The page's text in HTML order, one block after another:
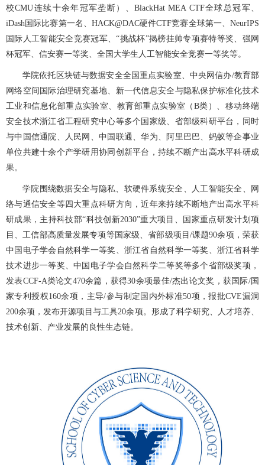
校CMU连续十余年冠军垄断）、BlackHat MEA CTF全球总冠军、
iDash国际比赛第一名、HACK@DAC硬件CTF竞赛全球第一、NeurIPS
国际人工智能安全竞赛冠军、“挑战杯”揭榜挂帅专项赛特等奖、强网
杯冠军、信安赛一等奖、全国大学生人工智能安全竞赛一等奖等。
学院依托区块链与数据安全全国重点实验室、中央网信办/教育部
网络空间国际治理研究基地、新一代信息安全与隐私保护标准化技术
工业和信息化部重点实验室、教育部重点实验室（B类）、移动终端
安全技术浙江省工程研究中心等多个国家级、省部级科研平台，同时
与中国信通院、人民网、中国联通、华为、阿里巴巴、蚂蚁等企事业
单位共建十余个产学研用协同创新平台，持续不断产出高水平科研成
果。
学院围绕数据安全与隐私、软硬件系统安全、人工智能安全、网
络与通信安全等四大重点科研方向，近年来持续不断地产出高水平科
研成果，主持科技部“科技创新2030”重大项目、国家重点研发计划项
目、工信部高质量发展专项等国家级、省部级项目/课题90余项，荣获
中国电子学会自然科学一等奖、浙江省自然科学一等奖、浙江省科学
技术进步一等奖、中国电子学会自然科学二等奖等多个省部级奖项，
发表CCF-A类论文470余篇，获得30余项最佳/杰出论文奖，获国际/国
家专利授权160余项，主导/参与制定国内外标准50项，报批CVE漏洞
200余项，发布开源项目与工具20余项。形成了科学研究、人才培养、
技术创新、产业发展的良性生态链。